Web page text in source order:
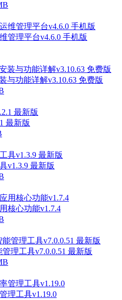
管理平台v4.6.0 手机版
与功能详解v3.10.63 免费版
最新版
v1.3.9 最新版
核心功能v1.7.4
理工具v7.0.0.51 最新版
理工具v1.19.0